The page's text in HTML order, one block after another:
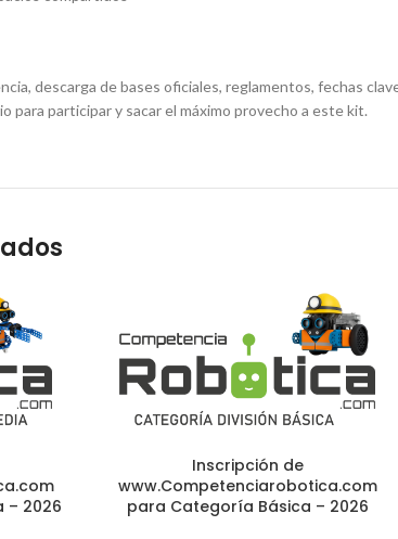
descarga de bases oficiales, reglamentos, fechas
para participar y sacar el máximo provecho a este kit.
– 2026
Inscripción de
www.Competenciarobotica.com
para Categoría Básica – 2026